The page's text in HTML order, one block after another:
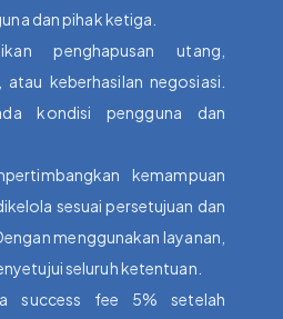
dan pihak ketiga.
penghapusan utang,
keberhasilan negosiasi.
kondisi pengguna dan
kemampuan
sesuai persetujuan dan
menggunakan layanan,
seluruh ketentuan.
success fee 5% setelah